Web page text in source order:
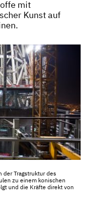
mit
Kunst auf
der Tragstruktur des
zu einem konischen
und die Kräfte direkt von